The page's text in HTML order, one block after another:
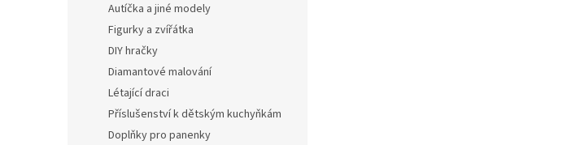
Autíčka a jiné modely
Figurky a zvířátka
DIY hračky
Diamantové malování
Létající draci
Příslušenství k dětským kuchyňkám
Doplňky pro panenky